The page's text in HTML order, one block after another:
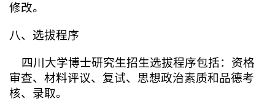
修改。
八、选拔程序
四川大学博士研究生招生选拔程序包括：资格
审查、材料评议、复试、思想政治素质和品德考
核、录取。